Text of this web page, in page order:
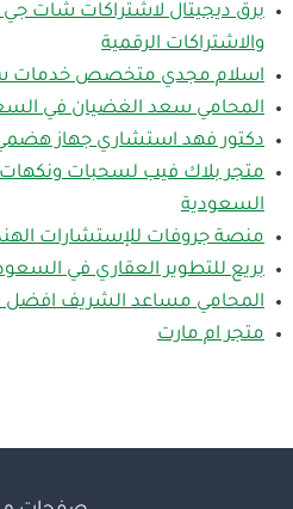
برق ديجيتال لاشتراكات شات
والاشتراكات الرقمية
اسلام مجدي متخصص خدمات
المحامي سعد الغضيان في
دكتور فهد استشاري جهاز
متجر بلاك فيب لسحبات
السعودية
منصة جروفات للإستشارات
بريع للتطوير العقاري في
المحامي مساعد الشريف افضل
متجر ام مارت